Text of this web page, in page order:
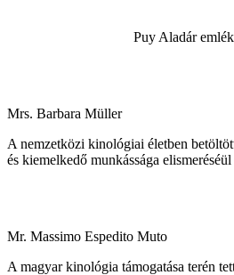
Puy Aladár
Mrs. Barbara Müller
A nemzetközi kinológiai életben
és kiemelkedő munkássága elismeréséül
Mr. Massimo Espedito Muto
A magyar kinológia támogatása terén